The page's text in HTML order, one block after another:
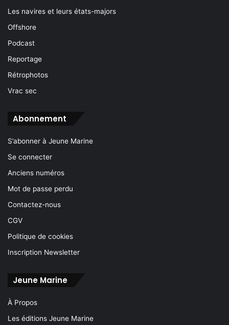
Les navires et leurs états-majors
Offshore
Podcast
Reportage
Rétrophotos
Vrac sec
Abonnement
S’abonner à Jeune Marine
Se connecter
Anciens numéros
Mot de passe perdu
Contactez-nous
CGV
Politique de cookies
Inscription Newsletter
Jeune Marine
À Propos
Les éditions Jeune Marine